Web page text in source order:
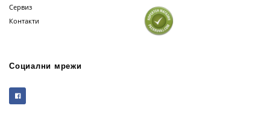
Сервиз
Контакти
Социални мрежи